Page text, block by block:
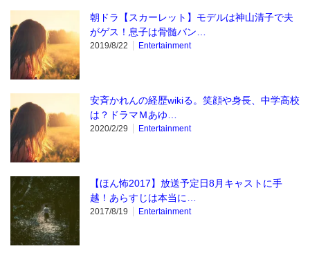
朝ドラ【スカーレット】モデルは神山清子で夫
がゲス！息子は骨髄バン…
2019/8/22 Entertainment
安斉かれんの経歴wikiる。笑顔や身長、中学高校
は？ドラマＭあゆ…
2020/2/29 Entertainment
【ほん怖2017】放送予定日8月キャストに手
越！あらすじは本当に…
2017/8/19 Entertainment